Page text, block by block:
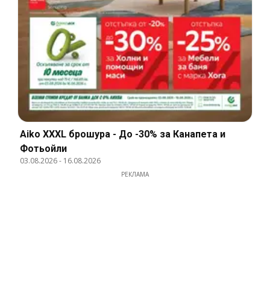
Aiko XXXL брошура - До -30% за Канапета и
Фотьойли
03.08.2026- 16.08.2026
РЕКЛАМА